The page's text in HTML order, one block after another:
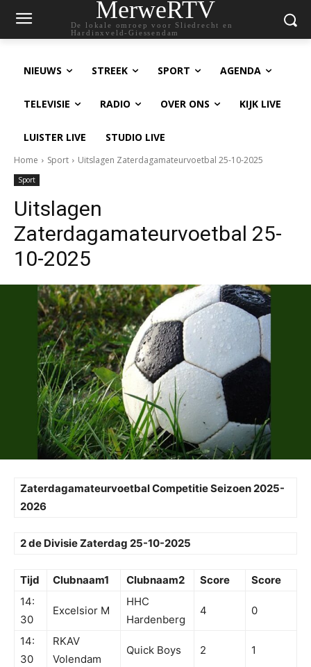
MerweRTV
De lokale omroep voor Sliedrecht en
Hardinxveld-Giessendam
NIEUWS STREEK SPORT AGENDA
TELEVISIE RADIO OVER ONS KIJK LIVE
LUISTER LIVE STUDIO LIVE
Home Sport Uitslagen Zaterdagamateurvoetbal 25-10-2025
Sport
Uitslagen
Zaterdagamateurvoetbal 25-
10-2025
Zaterdagamateurvoetbal Competitie Seizoen 2025-
2026
2 de Divisie Zaterdag 25-10-2025
Tijd Clubnaam1 Clubnaam2 Score
Score
14:
30
Excelsior M
HHC
Hardenberg
4 0
14:
30
RKAV
Volendam
Quick Boys 2 1